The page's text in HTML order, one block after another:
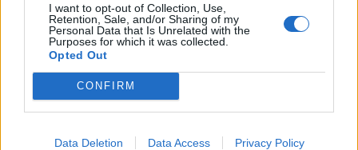
I want to opt-out of Collection, Use,
Retention, Sale, and/or Sharing of my
Personal Data that Is Unrelated with the
Purposes for which it was collected.
Opted Out
CONFIRM
Data Deletion Data Access Privacy Policy
automobilį išvarantis darbuotojas ir dar kartą
dezinfekuojamas raktelis“, – atskleidžia A. Plečkaitis.